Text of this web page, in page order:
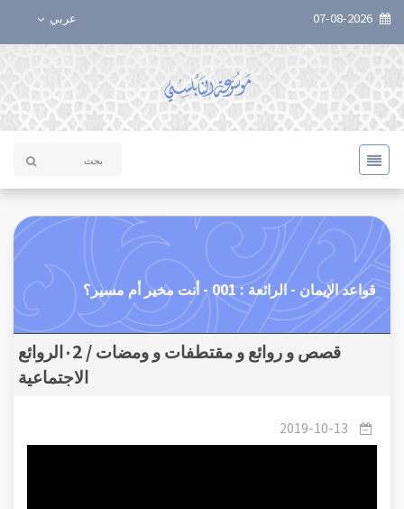
عربي
قواعد الإيمان - الرائعة : 001 - أنت مخير أم مسير؟
قصص و روائع و مقتطفات و ومضات / ٠2الروائع
الاجتماعية
2019-10-13